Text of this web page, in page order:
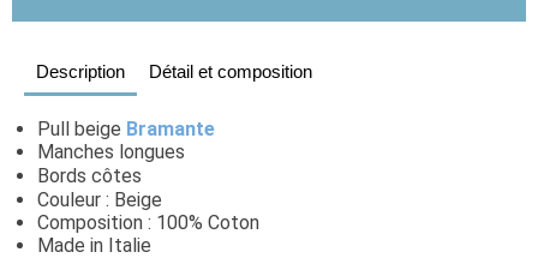
Description Détail et composition
Pull beige Bramante
Manches longues
Bords côtes
Couleur : Beige
Composition : 100% Coton
Made in Italie